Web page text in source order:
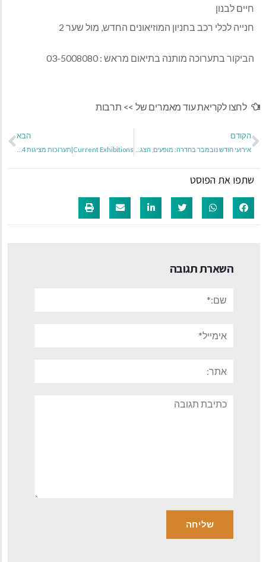
לבנון
לכלי רכב בחניון המוזיאונים החדש, מול שער 2
בתערוכה מותנה בתיאום מראש : 03-5008080
לחצו לקריאת עוד מאמרים של >>תרבות
אירועי חודש נובמבר בחדרה: מופעים, הצגות וסדנאות יצירה לכל המשפחה Current Exhibitions|תערוכות מציגות 10/10/2024 – 09/11/2024
את הפוסט
השארת תגובה